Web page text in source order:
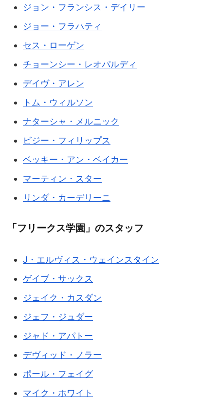
ジョン・フランシス・デイリー
ジョー・フラハティ
セス・ローゲン
チョーンシー・レオパルディ
デイヴ・アレン
トム・ウィルソン
ナターシャ・メルニック
ビジー・フィリップス
ベッキー・アン・ベイカー
マーティン・スター
リンダ・カーデリーニ
「フリークス学園」のスタッフ
J・エルヴィス・ウェインスタイン
ゲイブ・サックス
ジェイク・カスダン
ジェフ・ジュダー
ジャド・アパトー
デヴィッド・ノラー
ポール・フェイグ
マイク・ホワイト